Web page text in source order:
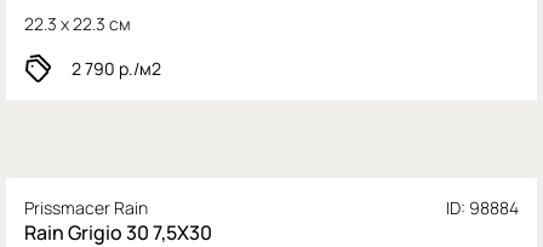
22.3 x 22.3 см
2 790 р./м2
Prissmacer Rain ID: 98884
Rain Grigio 30 7,5X30